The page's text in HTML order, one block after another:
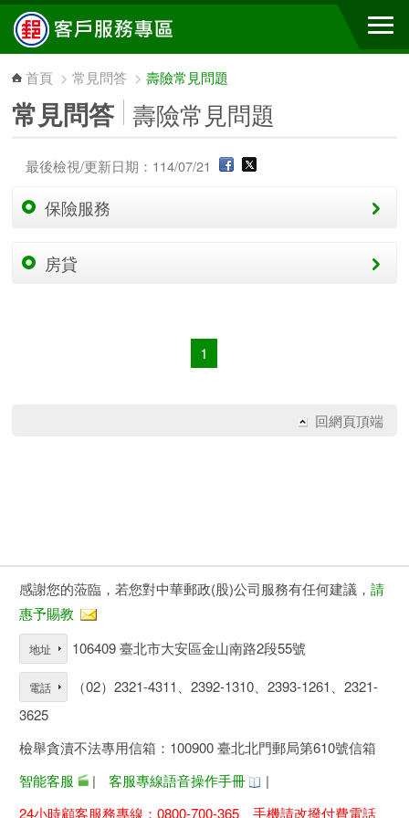
跳到主要內容區塊
首頁 >常見問答 >壽險常見問題
常見問答 壽險常見問題
最後檢視/更新日期：114/07/21
保險服務
房貸
1
回網頁頂端
感謝您的蒞臨，若您對中華郵政(股)公司服務有任何建議， 請
惠予賜教
地址 106409 臺北市大安區金山南路2段55號
電話
（02）2321-4311、2392-1310、2393-1261、2321-
3625
檢舉貪瀆不法專用信箱：100900 臺北北門郵局第610號信箱
智能客服
| 客服專線語音操作手冊
|
24小時顧客服務專線：0800-700-365、手機請改撥付費電話